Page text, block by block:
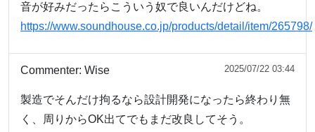
音が好みだったらこういう奴で良いんだけどね。
https://www.soundhouse.co.jp/products/detail/item/265798/
Commenter: Wise 2025/07/22 03:44
製造でそんだけ拘るなら設計開発になったら終わり無
く、周りからOK出てでもまだ改良してそう。